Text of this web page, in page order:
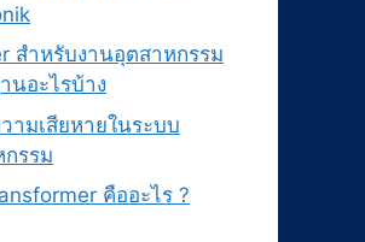
สำหรับงานอุตสาหกรรม
นอะไรบ้าง
ามเสียหายในระบบ
รรม
คืออะไร ?